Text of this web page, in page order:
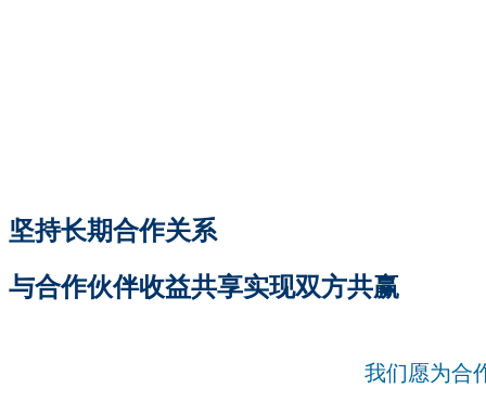
坚持长期合作关系
与合作伙伴收益共享实现双方共赢
我们愿为合